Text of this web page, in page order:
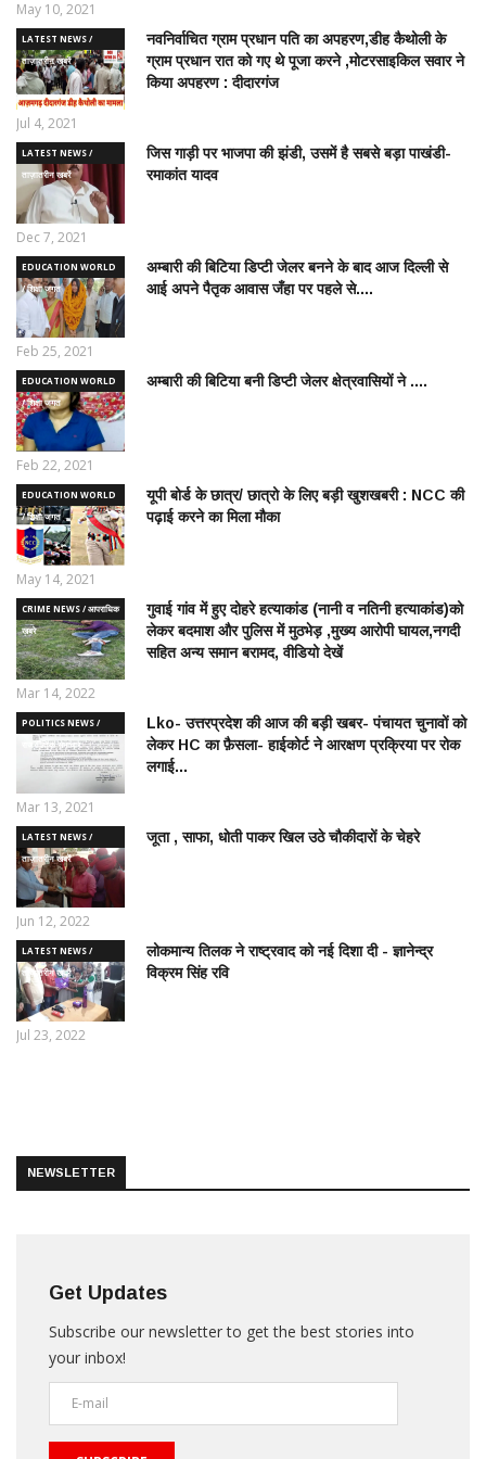
May 10, 2021
LATEST NEWS /
ताज़ातरीन खबरें
नवनिर्वाचित ग्राम प्रधान पति का अपहरण,डीह कैथोली के
ग्राम प्रधान रात को गए थे पूजा करने ,मोटरसाइकिल सवार ने
किया अपहरण : दीदारगंज
Jul 4, 2021
LATEST NEWS /
ताज़ातरीन खबरें
जिस गाड़ी पर भाजपा की झंडी, उसमें है सबसे बड़ा पाखंडी-
रमाकांत यादव
Dec 7, 2021
EDUCATION WORLD
/ शिक्षा जगत
अम्बारी की बिटिया डिप्टी जेलर बनने के बाद आज दिल्ली से
आई अपने पैतृक आवास जँहा पर पहले से....
Feb 25, 2021
EDUCATION WORLD
/ शिक्षा जगत
अम्बारी की बिटिया बनी डिप्टी जेलर क्षेत्रवासियों ने ....
Feb 22, 2021
EDUCATION WORLD
/ शिक्षा जगत
यूपी बोर्ड के छात्र/ छात्रो के लिए बड़ी खुशखबरी : NCC की
पढ़ाई करने का मिला मौका
May 14, 2021
CRIME NEWS / आपराधिक
ख़बरे
गुवाई गांव में हुए दोहरे हत्याकांड (नानी व नतिनी हत्याकांड)को
लेकर बदमाश और पुलिस में मुठभेड़ ,मुख्य आरोपी घायल,नगदी
सहित अन्य समान बरामद, वीडियो देखें
Mar 14, 2022
POLITICS NEWS /
राजनीतिक समाचार
Lko- उत्तरप्रदेश की आज की बड़ी खबर- पंचायत चुनावों को
लेकर HC का फ़ैसला- हाईकोर्ट ने आरक्षण प्रक्रिया पर रोक
लगाई...
Mar 13, 2021
LATEST NEWS /
ताज़ातरीन खबरें
जूता , साफा, धोती पाकर खिल उठे चौकीदारों के चेहरे
Jun 12, 2022
LATEST NEWS /
ताज़ातरीन खबरें
लोकमान्य तिलक ने राष्ट्रवाद को नई दिशा दी - ज्ञानेन्द्र
विक्रम सिंह रवि
Jul 23, 2022
NEWSLETTER
Get Updates
Subscribe our newsletter to get the best stories into
your inbox!